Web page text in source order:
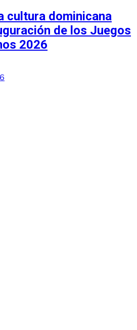
cultura dominicana
de los Juegos
2026